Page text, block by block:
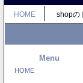
HOME shopの
Menu
HOME